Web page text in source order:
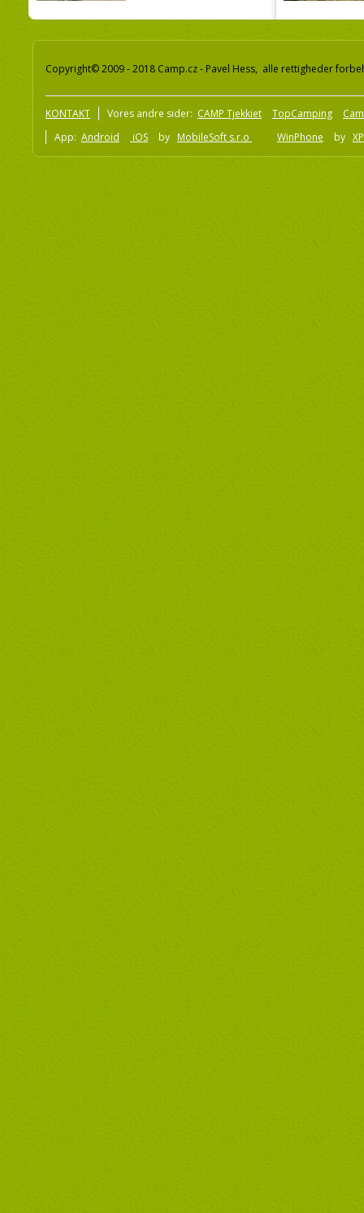
Copyright© 2009 - 2018 Camp.cz - Pavel Hess, alle rettigheder
KONTAKT Vores andre sider: CAMP Tjekkiet TopCamping
App: Android iOS by MobileSoft s.r.o WinPhone by